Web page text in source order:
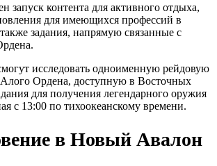
запуск контента для активного отдыха,
для имеющихся профессий в
задания, напрямую связанные с
исследовать одноименную рейдовую
Ордена, доступную в Восточных
для получения легендарного оружия
с 13:00 по тихоокеанскому времени.
в Новый Авалон